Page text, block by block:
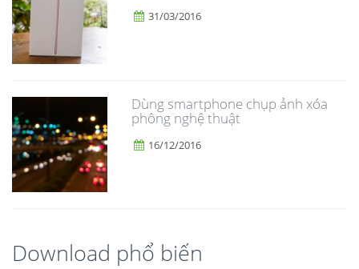
31/03/2016
Dùng smartphone chụp ảnh xóa
phông nghệ thuật
16/12/2016
Download phổ biến